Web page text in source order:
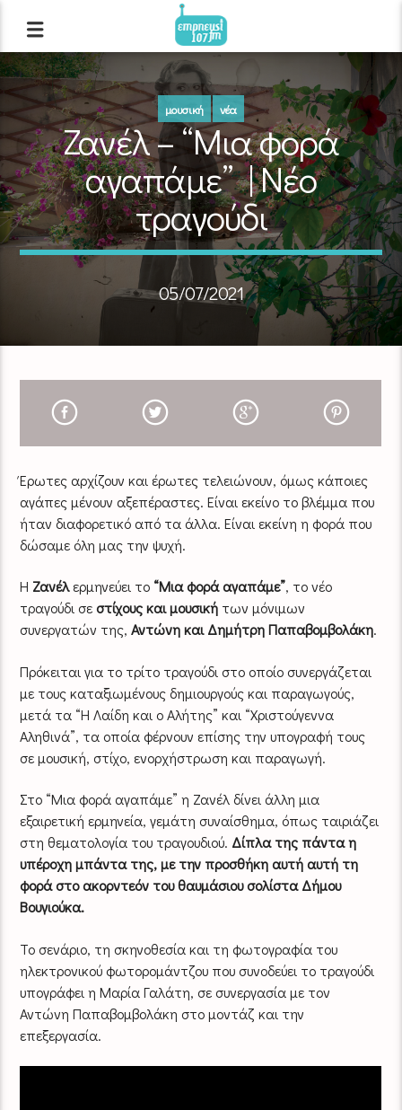
μουσική νέα
Ζανέλ – “Μια φορά
αγαπάμε” | Νέο
τραγούδι
05/07/2021
Έρωτες αρχίζουν και έρωτες τελειώνουν, όμως κάποιες
αγάπες μένουν αξεπέραστες. Είναι εκείνο το βλέμμα που
ήταν διαφορετικό από τα άλλα. Είναι εκείνη η φορά που
δώσαμε όλη μας την ψυχή.
Η Ζανέλερμηνεύει το “Μια φορά αγαπάμε”, το νέο
τραγούδι σεστίχους και μουσική των μόνιμων
συνεργατών της,Αντώνη και Δημήτρη Παπαβομβολάκη.
Πρόκειται για το τρίτο τραγούδι στο οποίο συνεργάζεται
με τους καταξιωμένους δημιουργούς και παραγωγούς,
μετά τα “Η Λαίδη και ο Αλήτης” και “Χριστούγεννα
Αληθινά”, τα οποία φέρνουν επίσης την υπογραφή τους
σε μουσική, στίχο, ενορχήστρωση και παραγωγή.
Στο “Μια φορά αγαπάμε” η Ζανέλ δίνει άλλη μια
εξαιρετική ερμηνεία, γεμάτη συναίσθημα, όπως ταιριάζει
στη θεματολογία του τραγουδιού. Δίπλα της πάντα η
υπέροχη μπάντα της, με την προσθήκη αυτή αυτή τη
φορά στο ακορντεόν του θαυμάσιου σολίστα Δήμου
Βουγιούκα.
Το σενάριο, τη σκηνοθεσία και τη φωτογραφία του
ηλεκτρονικού φωτορομάντζου που συνοδεύει το τραγούδι
υπογράφει η Μαρία Γαλάτη, σε συνεργασία με τον
Αντώνη Παπαβομβολάκη στο μοντάζ και την
επεξεργασία.